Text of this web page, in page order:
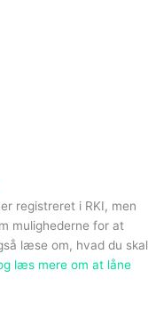
registreret i RKI, men
mulighederne for at
læse om, hvad du skal
læs mere om at låne